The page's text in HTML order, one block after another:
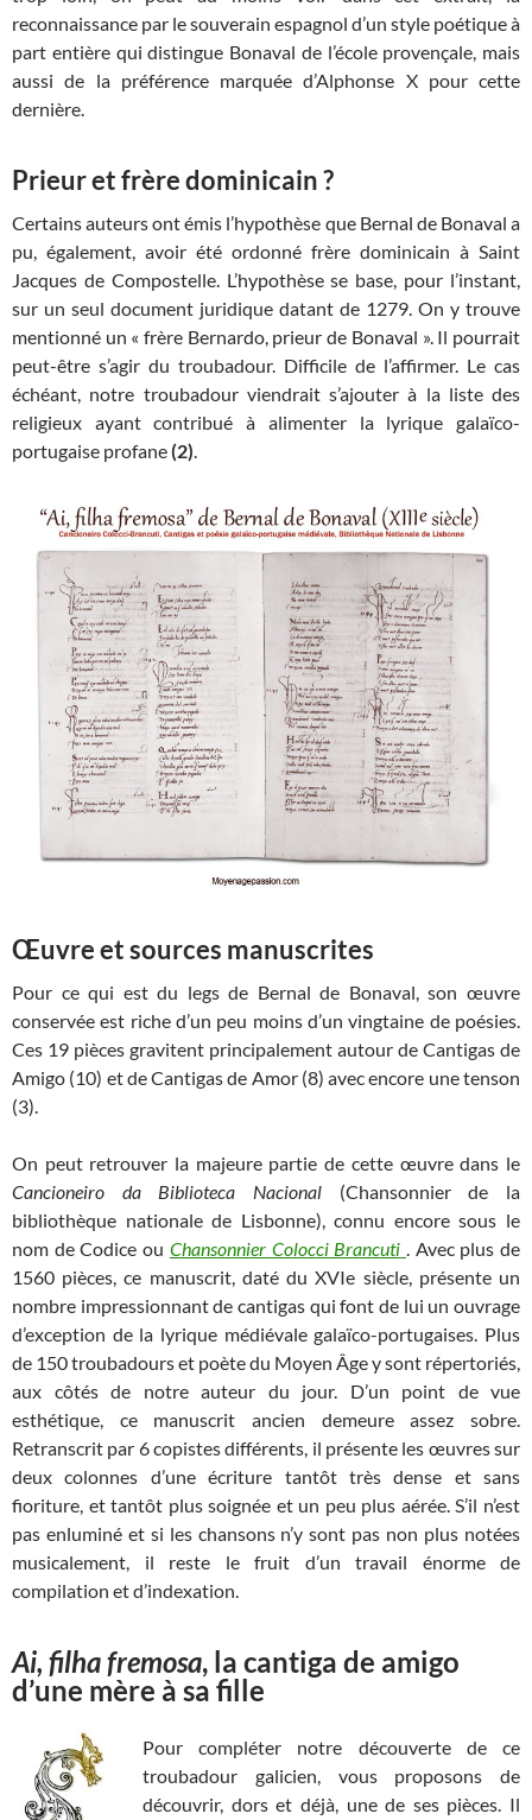
reconnaissance par le souverain espagnol d’un style poétique à
part entière qui distingue Bonaval de l’école provençale, mais
aussi de la préférence marquée d’Alphonse X pour cette
dernière.
Prieur et frère dominicain ?
Certains auteurs ont émis l’hypothèse que Bernal de Bonaval a
pu, également, avoir été ordonné frère dominicain à Saint
Jacques de Compostelle. L’hypothèse se base, pour l’instant,
sur un seul document juridique datant de 1279. On y trouve
mentionné un « frère Bernardo, prieur de Bonaval ». Il pourrait
peut-être s’agir du troubadour. Difficile de l’affirmer. Le cas
échéant, notre troubadour viendrait s’ajouter à la liste des
religieux ayant contribué à alimenter la lyrique galaïco-
portugaise profane(2).
Œuvre et sources manuscrites
Pour ce qui est du legs de Bernal de Bonaval, son œuvre
conservée est riche d’un peu moins d’un vingtaine de poésies.
Ces 19 pièces gravitent principalement autour de Cantigas de
Amigo (10) et de Cantigas de Amor (8) avec encore une tenson
(3).
On peut retrouver la majeure partie de cette œuvre dans le
Cancioneiro da Biblioteca Nacional (Chansonnier de la
bibliothèque nationale de Lisbonne), connu encore sous le
nom de Codice ou Chansonnier Colocci Brancuti . Avec plus de
1560 pièces, ce manuscrit, daté du XVIe siècle, présente un
nombre impressionnant de cantigas qui font de lui un ouvrage
d’exception de la lyrique médiévale galaïco-portugaises. Plus
de 150 troubadours et poète du Moyen Âge y sont répertoriés,
aux côtés de notre auteur du jour. D’un point de vue
esthétique, ce manuscrit ancien demeure assez sobre.
Retranscrit par 6 copistes différents, il présente les œuvres sur
deux colonnes d’une écriture tantôt très dense et sans
fioriture, et tantôt plus soignée et un peu plus aérée. S’il n’est
pas enluminé et si les chansons n’y sont pas non plus notées
musicalement, il reste le fruit d’un travail énorme de
compilation et d’indexation.
Ai, filha fremosa, la cantiga de amigo
d’une mère à sa fille
Pour compléter notre découverte de ce
troubadour galicien, vous proposons de
découvrir, dors et déjà, une de ses pièces. Il